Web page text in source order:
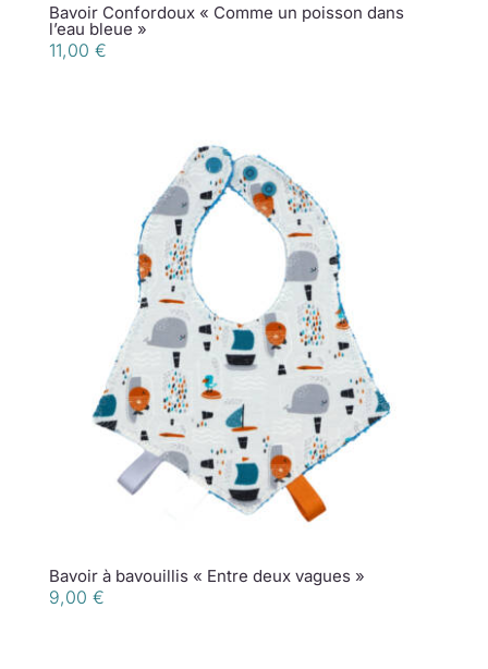
Bavoir Confordoux « Comme un poisson dans
l’eau bleue »
11,00 €
Bavoir à bavouillis « Entre deux vagues »
9,00 €